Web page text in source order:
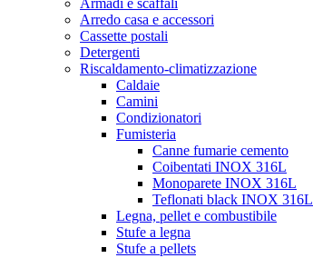
Armadi e scaffali
Arredo casa e accessori
Cassette postali
Detergenti
Riscaldamento-climatizzazione
Caldaie
Camini
Condizionatori
Fumisteria
Canne fumarie cemento
Coibentati INOX 316L
Monoparete INOX 316L
Teflonati black INOX 316L
Legna, pellet e combustibile
Stufe a legna
Stufe a pellets